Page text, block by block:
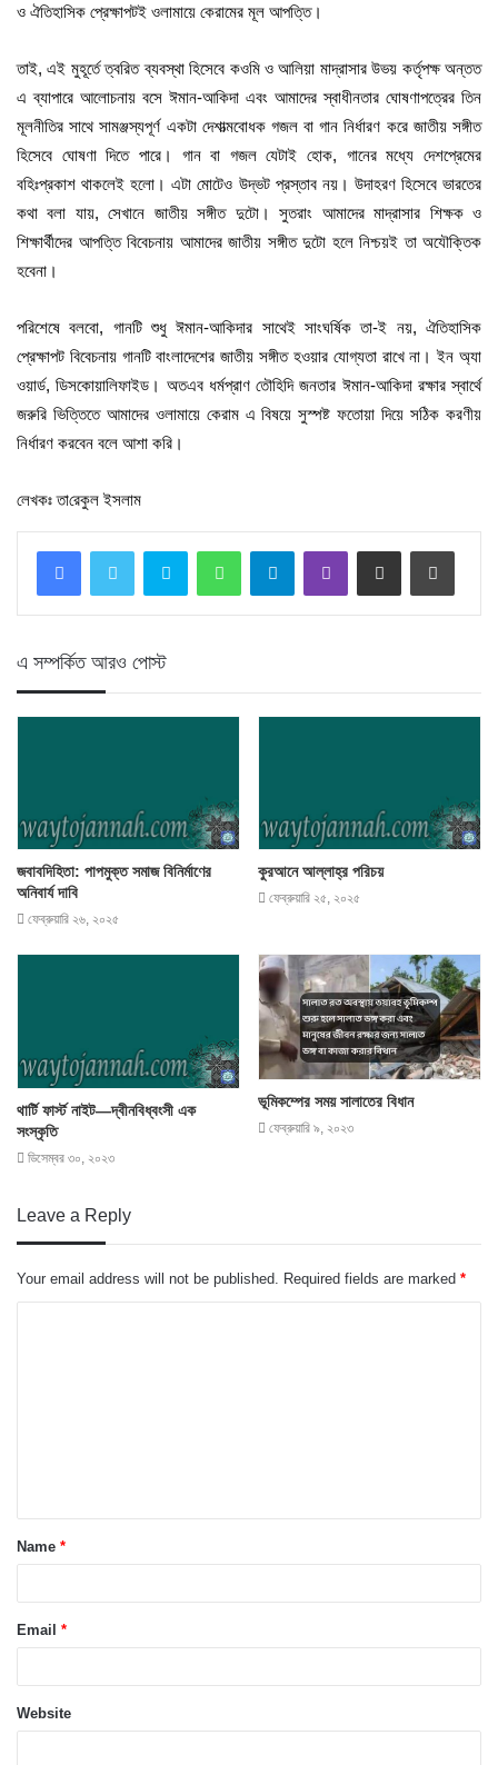
ও ঐতিহাসিক প্রেক্ষাপটই ওলামায়ে কেরামের মূল আপত্তি।
তাই, এই মুহূর্তে ত্বরিত ব্যবস্থা হিসেবে কওমি ও আলিয়া মাদ্রাসার উভয় কর্তৃপক্ষ অন্তত
এ ব্যাপারে আলোচনায় বসে ঈমান-আকিদা এবং আমাদের স্বাধীনতার ঘোষণাপত্রের তিন
মূলনীতির সাথে সামঞ্জস্যপূর্ণ একটা দেশাত্মবোধক গজল বা গান নির্ধারণ করে জাতীয় সঙ্গীত
হিসেবে ঘোষণা দিতে পারে। গান বা গজল যেটাই হোক, গানের মধ্যে দেশপ্রেমের
বহিঃপ্রকাশ থাকলেই হলো। এটা মোটেও উদ্ভট প্রস্তাব নয়। উদাহরণ হিসেবে ভারতের
কথা বলা যায়, সেখানে জাতীয় সঙ্গীত দুটো। সুতরাং আমাদের মাদ্রাসার শিক্ষক ও
শিক্ষার্থীদের আপত্তি বিবেচনায় আমাদের জাতীয় সঙ্গীত দুটো হলে নিশ্চয়ই তা অযৌক্তিক
হবেনা।
পরিশেষে বলবো, গানটি শুধু ঈমান-আকিদার সাথেই সাংঘর্ষিক তা-ই নয়, ঐতিহাসিক
প্রেক্ষাপট বিবেচনায় গানটি বাংলাদেশের জাতীয় সঙ্গীত হওয়ার যোগ্যতা রাখে না। ইন অ্যা
ওয়ার্ড, ডিসকোয়ালিফাইড। অতএব ধর্মপ্রাণ তৌহিদি জনতার ঈমান-আকিদা রক্ষার স্বার্থে
জরুরি ভিত্তিতে আমাদের ওলামায়ে কেরাম এ বিষয়ে সুস্পষ্ট ফতোয়া দিয়ে সঠিক করণীয়
নির্ধারণ করবেন বলে আশা করি।
লেখকঃ তা‌রেকুল ইসলাম
Skype WhatsAppTelegramViber Share via Email Print
এ সম্পর্কিত আরও পোস্ট
জবাবদিহিতা: পাপমুক্ত সমাজ বিনির্মাণের
অনিবার্য দাবি
ফেব্রুয়ারি ২৬, ২০২৫
কুরআনে আল্লাহ্‌র পরিচয়
ফেব্রুয়ারি ২৫, ২০২৫
থার্টি ফার্স্ট নাইট—দ্বীনবিধ্বংসী এক
সংস্কৃতি
ডিসেম্বর ৩০, ২০২৩
ভূমিকম্পের সময় সালাতের বিধান
ফেব্রুয়ারি ৯, ২০২৩
Leave a Reply
Your email address will not be published. Required fields are marked *
Name *
Email *
Website